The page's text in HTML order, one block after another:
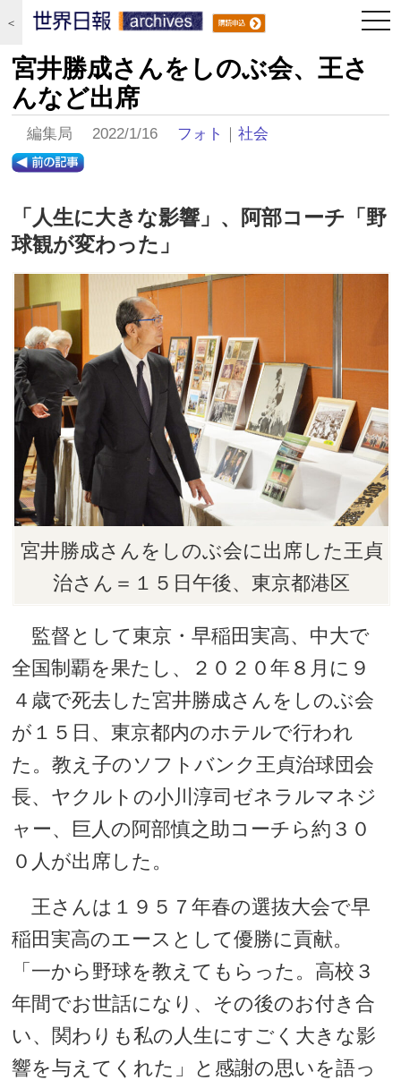
＜
宮井勝成さんをしのぶ会、王さ
んなど出席
編集局 2022/1/16 フォト ｜社会
「人生に大きな影響」、阿部コーチ「野
球観が変わった」
宮井勝成さんをしのぶ会に出席した王貞
治さん＝１５日午後、東京都港区
監督として東京・早稲田実高、中大で
全国制覇を果たし、２０２０年８月に９
４歳で死去した宮井勝成さんをしのぶ会
が１５日、東京都内のホテルで行われ
た。教え子のソフトバンク王貞治球団会
長、ヤクルトの小川淳司ゼネラルマネジ
ャー、巨人の阿部慎之助コーチら約３０
０人が出席した。
王さんは１９５７年春の選抜大会で早
稲田実高のエースとして優勝に貢献。
「一から野球を教えてもらった。高校３
年間でお世話になり、その後のお付き合
い、関わりも私の人生にすごく大きな影
響を与えてくれた」と感謝の思いを語っ